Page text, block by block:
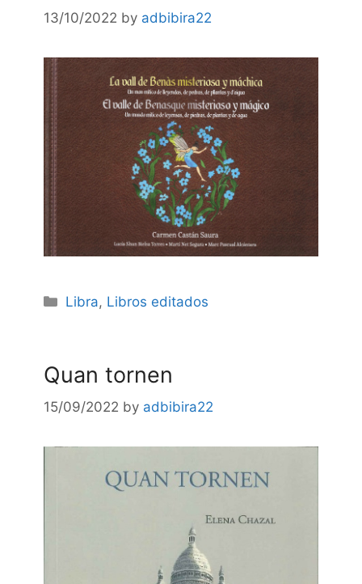
13/10/2022 by adbibira22
Categories
Libra, Libros editados
Quan tornen
15/09/2022 by adbibira22